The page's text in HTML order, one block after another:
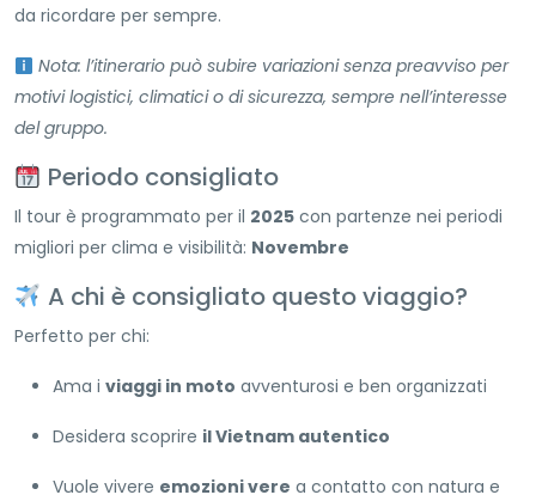
da ricordare per sempre.
Nota: l’itinerario può subire variazioni senza preavviso per
motivi logistici, climatici o di sicurezza, sempre nell’interesse
del gruppo.
Periodo consigliato
Il tour è programmato per il 2025 con partenze nei periodi
migliori per clima e visibilità: Novembre
A chi è consigliato questo viaggio?
Perfetto per chi:
Ama i viaggi in moto avventurosi e ben organizzati
Desidera scoprire il Vietnam autentico
Vuole vivere emozioni vere a contatto con natura e